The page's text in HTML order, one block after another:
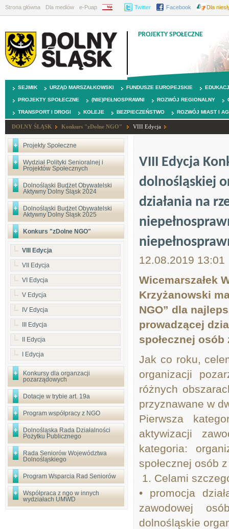
Strona główna Dla mediów e-Puap BIP Twitter Facebook Dla
PROJEKTY SPOŁECZNE
SEJMIK URZĄD MARSZAŁKOWSKI FUNDUSZE EUROPEJSKIE
PROJEKTY SPOŁECZNE (NIE)PEŁNOSPRAWNI ROZWÓJ REGIONALNY
TRANSPORT I DROGI KOLEJE BEZPIECZEŃSTWO ROZWÓJ MIAST I
DOLNY ŚLĄSK Konkurs "zDolne NGO" VIII Edycja
Projekty Społeczne
Wydział Polityki Senioralnej i
Projektów Społecznych
Dolnośląski Budżet Obywatelski
Aktywny Dolny Śląsk 2024
Dolnośląski Budżet Obywatelski
Aktywny Dolny Śląsk 2025
Konkurs "zDolne NGO"
VIII Edycja
VII Edycja
VI Edycja
V Edycja
IV Edycja
III Edycja
II Edycja
I Edycja
Konkursy dla organzacji
pozarządowych
Dotacje w trybie art. 19a
Program współpracy z NGO
Dolnośląska Rada Działalności
Pożytku Publicznego
Rada Seniorów Województwa
Dolnośląskiego
Program Wsparcia Rad Seniorów
Współpraca z ngo w innych
wydziałach UMWD
VIII Edycja
dolnośląskiej
działania na
12.08.2019 13:01
Wicemarszałek
Krzyżanowski
NGO” dla
prowadzącej
społecznej
Jak co roku,
organizacji
różnych
przyznawane w
Pierwsza
aktywizacji
kategoria:
społecznej osób
1. Celami
• promocja
zawodowej
dolnośląskie